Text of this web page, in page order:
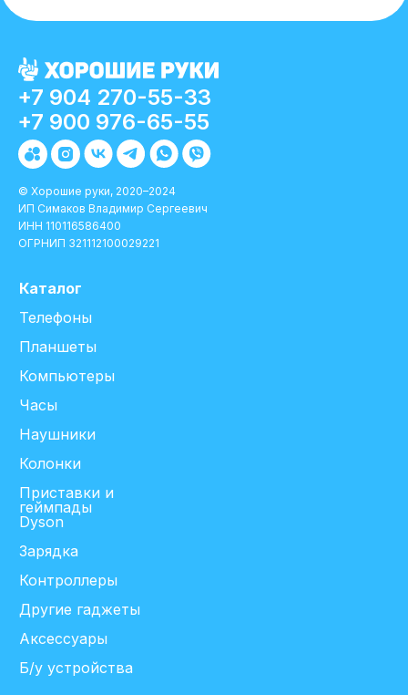
Каталог
Телефоны
Планшеты
Компьютеры
Часы
Наушники
Колонки
Приставки и
геймпады
Dyson
Зарядка
Контроллеры
Другие гаджеты
Аксессуары
+7 904 270-55-33
© Хорошие руки, 2020–2024
ИП Симаков Владимир Сергеевич
ИНН 110116586400
ОГРНИП 321112100029221
Б/у устройства
+7 900 976-65-55